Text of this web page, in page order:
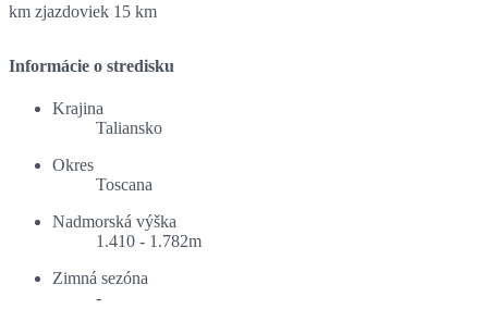
km zjazdoviek 15 km
Informácie o stredisku
Krajina
Taliansko
Okres
Toscana
Nadmorská výška
1.410 - 1.782m
Zimná sezóna
-